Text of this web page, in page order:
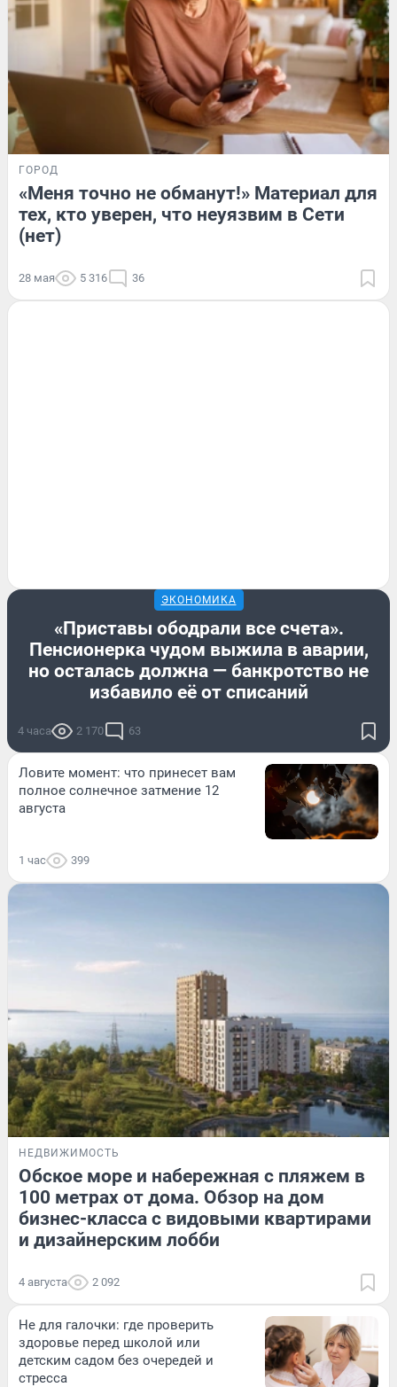
ГОРОД
«Меня точно не обманут!» Материал для
тех, кто уверен, что неуязвим в Сети
(нет)
28 мая 5 316 36
ЭКОНОМИКА
«Приставы ободрали все счета».
Пенсионерка чудом выжила в аварии,
но осталась должна — банкротство не
избавило её от списаний
4 часа 2 170 63
Ловите момент: что принесет вам
полное солнечное затмение 12
августа
1 час 399
НЕДВИЖИМОСТЬ
Обское море и набережная с пляжем в
100 метрах от дома. Обзор на дом
бизнес-класса с видовыми квартирами
и дизайнерским лобби
4 августа 2 092
Не для галочки: где проверить
здоровье перед школой или
детским садом без очередей и
стресса